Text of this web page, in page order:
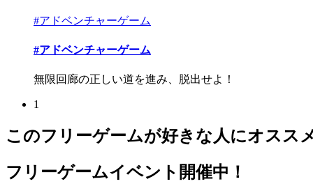
#アドベンチャーゲーム
#アドベンチャーゲーム
無限回廊の正しい道を進み、脱出せよ！
1
このフリーゲームが好きな人にオスス
フリーゲームイベント開催中！